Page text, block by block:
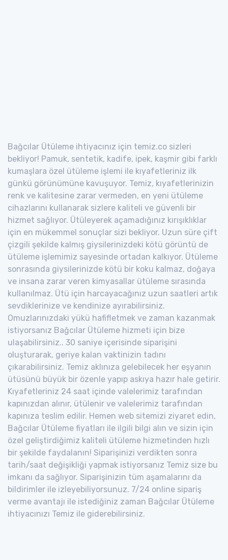
Bağcılar Ütüleme ihtiyacınız için temiz.co sizleri
bekliyor! Pamuk, sentetik, kadife, ipek, kaşmir gibi farklı
kumaşlara özel ütüleme işlemi ile kıyafetleriniz ilk
günkü görünümüne kavuşuyor. Temiz, kıyafetlerinizin
renk ve kalitesine zarar vermeden, en yeni ütüleme
cihazlarını kullanarak sizlere kaliteli ve güvenli bir
hizmet sağlıyor. Ütüleyerek açamadığınız kırışıklıklar
için en mükemmel sonuçlar sizi bekliyor. Uzun süre çift
çizgili şekilde kalmış giysilerinizdeki kötü görüntü de
ütüleme işlemimiz sayesinde ortadan kalkıyor. Ütüleme
sonrasında giysilerinizde kötü bir koku kalmaz, doğaya
ve insana zarar veren kimyasallar ütüleme sırasında
kullanılmaz. Ütü için harcayacağınız uzun saatleri artık
sevdiklerinize ve kendinize ayırabilirsiniz.
Omuzlarınızdaki yükü hafifletmek ve zaman kazanmak
istiyorsanız Bağcılar Ütüleme hizmeti için bize
ulaşabilirsiniz.. 30 saniye içerisinde siparişini
oluşturarak, geriye kalan vaktinizin tadını
çıkarabilirsiniz. Temiz aklınıza gelebilecek her eşyanın
ütüsünü büyük bir özenle yapıp askıya hazır hale getirir.
Kıyafetleriniz 24 saat içinde valelerimiz tarafından
kapınızdan alınır, ütülenir ve valelerimiz tarafından
kapınıza teslim edilir. Hemen web sitemizi ziyaret edin,
Bağcılar Ütüleme fiyatları ile ilgili bilgi alın ve sizin için
özel geliştirdiğimiz kaliteli ütüleme hizmetinden hızlı
bir şekilde faydalanın! Siparişinizi verdikten sonra
tarih/saat değişikliği yapmak istiyorsanız Temiz size bu
imkanı da sağlıyor. Siparişinizin tüm aşamalarını da
bildirimler ile izleyebiliyorsunuz. 7/24 online sipariş
verme avantajı ile istediğiniz zaman Bağcılar Ütüleme
ihtiyacınızı Temiz ile giderebilirsiniz.